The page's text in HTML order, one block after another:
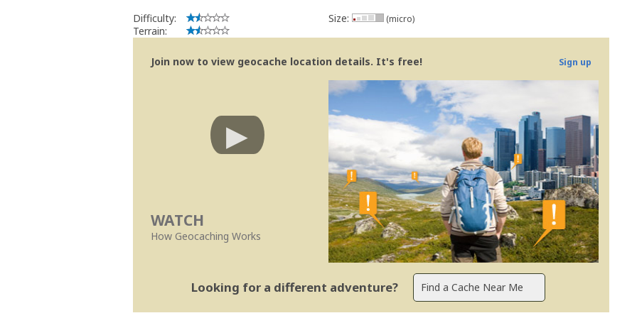
Community Volunteer Reviewer
Centro de Ajuda|Trabalhar com o Revisor
Difficulty:
Terrain:
Size: (micro)
Join now to view geocache location details. It's free! Sign up
WATCH
How Geocaching Works
Looking for a different adventure?